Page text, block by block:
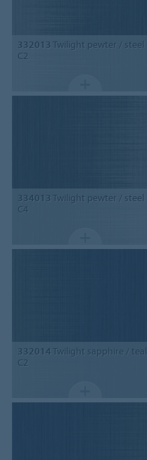
332013 Twilight pewter / steel
C2
334013 Twilight pewter / steel
C4
332014Twilight sapphire / teal
C2